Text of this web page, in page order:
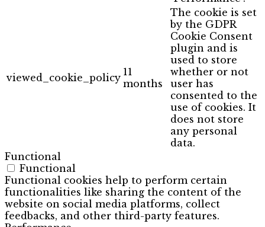
viewed_cookie_policy 11
months
The cookie is set
by the GDPR
Cookie Consent
plugin and is
used to store
whether or not
user has
consented to the
use of cookies. It
does not store
any personal
data.
Functional
Functional
Functional cookies help to perform certain
functionalities like sharing the content of the
website on social media platforms, collect
feedbacks, and other third-party features.